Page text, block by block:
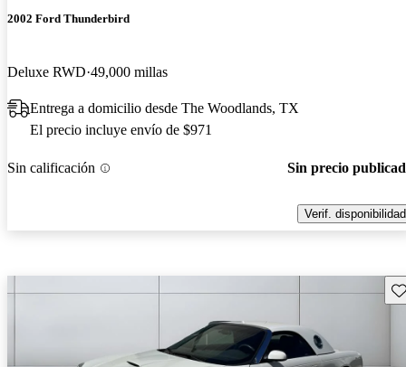
2002 Ford Thunderbird
Deluxe RWD 49,000 millas
Entrega a domicilio desde The Woodlands, TX
El precio incluye envío de $971
Sin calificación Sin precio
Verif. disponibilidad